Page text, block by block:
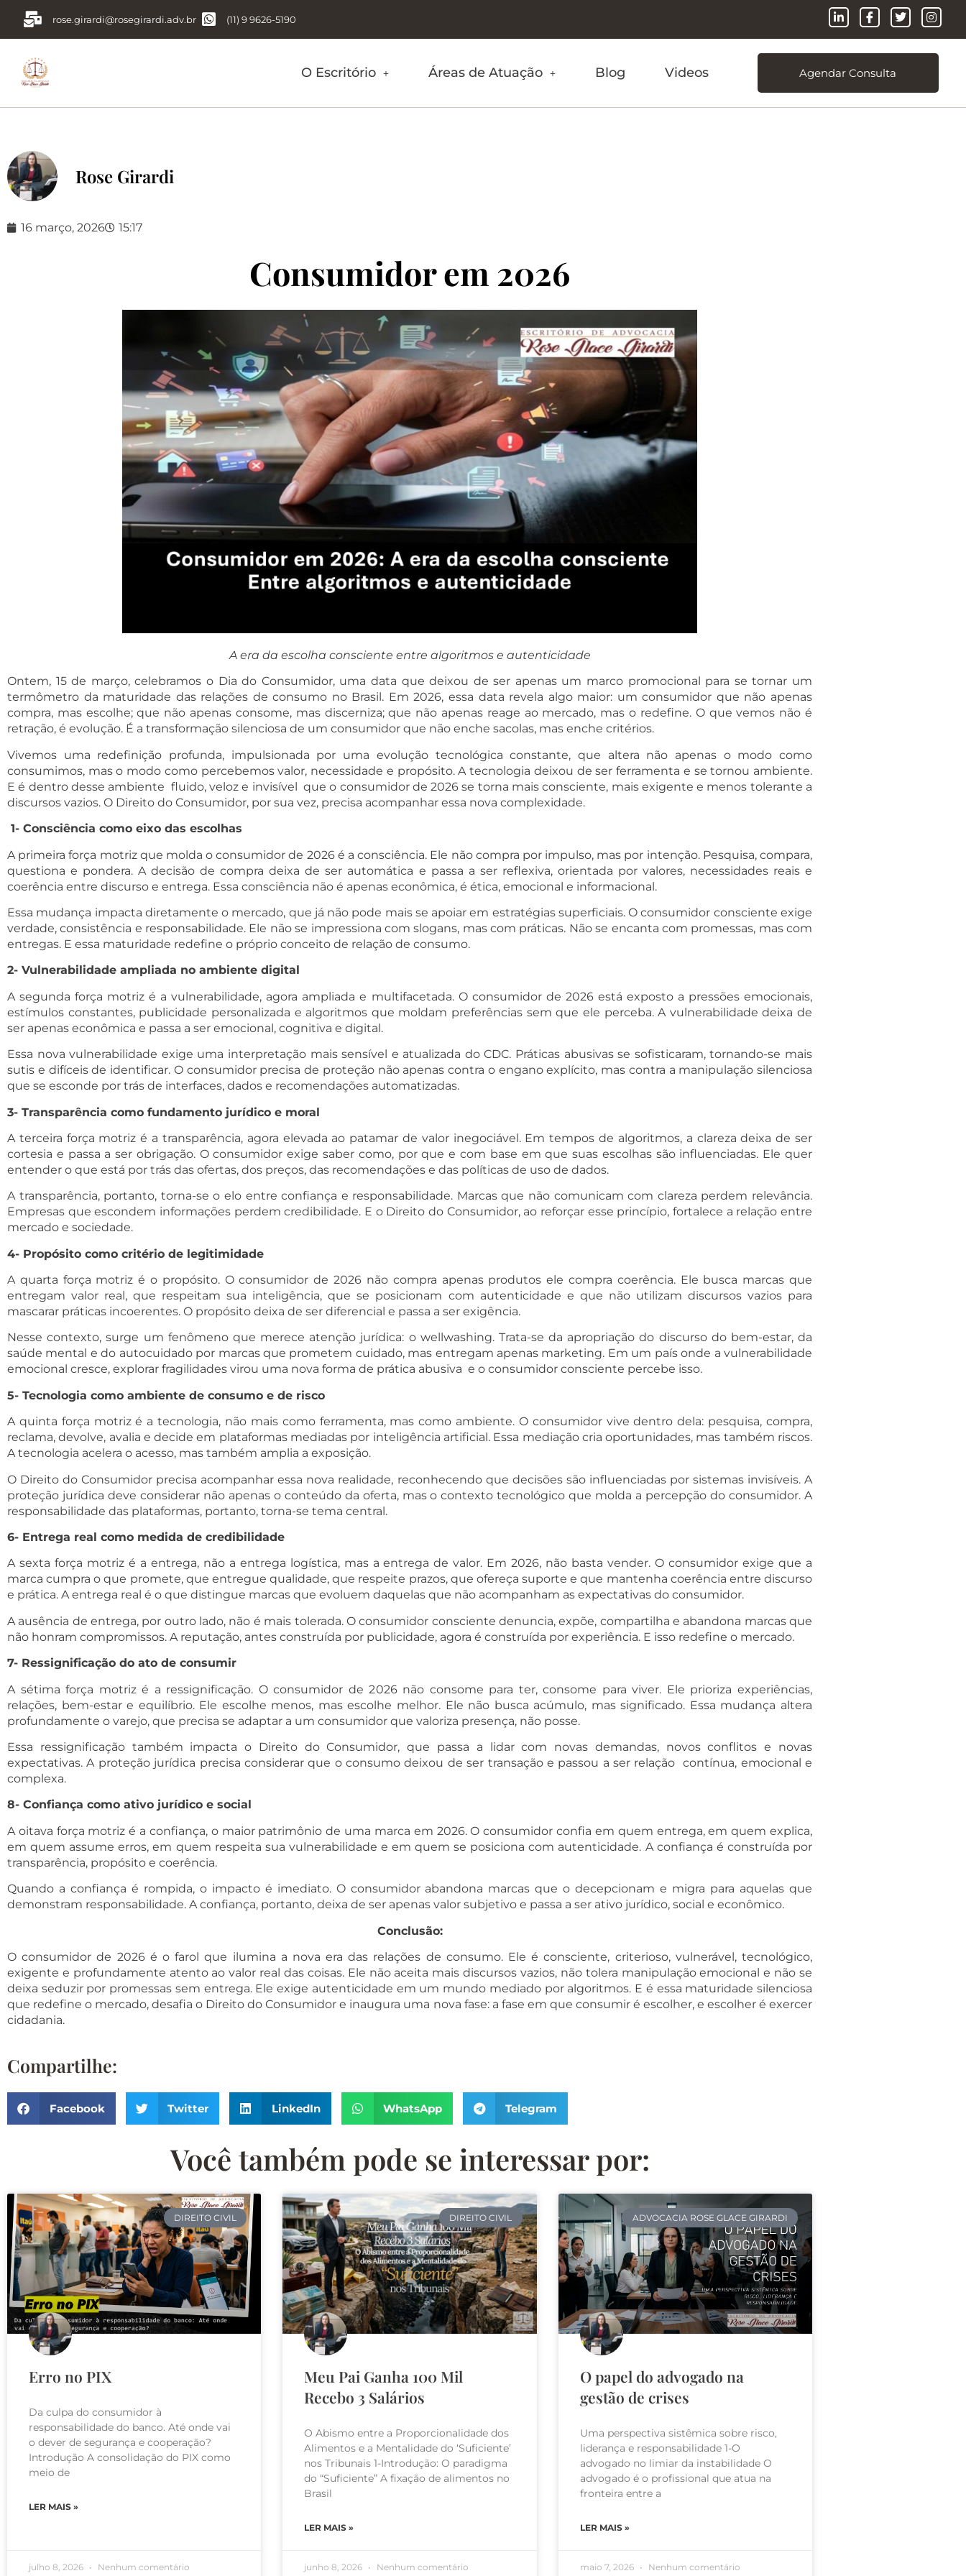
rose.girardi@rosegirardi.adv.br (11) 9 9626-5190
O Escritório Áreas de Atuação Blog Videos Agendar Consulta
Rose Girardi
16 março, 2026 15:17
Consumidor em 2026
A era da escolha consciente entre algoritmos e autenticidade
Ontem, 15 de março, celebramos o Dia do Consumidor, uma data que deixou de ser apenas um marco promocional para se tornar um
termômetro da maturidade das relações de consumo no Brasil. Em 2026, essa data revela algo maior: um consumidor que não apenas
compra, mas escolhe; que não apenas consome, mas discerniza; que não apenas reage ao mercado, mas o redefine. O que vemos não é
retração, é evolução. É a transformação silenciosa de um consumidor que não enche sacolas, mas enche critérios.
Vivemos uma redefinição profunda, impulsionada por uma evolução tecnológica constante, que altera não apenas o modo como
consumimos, mas o modo como percebemos valor, necessidade e propósito. A tecnologia deixou de ser ferramenta e se tornou ambiente.
E é dentro desse ambiente fluido, veloz e invisível que o consumidor de 2026 se torna mais consciente, mais exigente e menos tolerante a
discursos vazios. O Direito do Consumidor, por sua vez, precisa acompanhar essa nova complexidade.
1- Consciência como eixo das escolhas
A primeira força motriz que molda o consumidor de 2026 é a consciência. Ele não compra por impulso, mas por intenção. Pesquisa, compara,
questiona e pondera. A decisão de compra deixa de ser automática e passa a ser reflexiva, orientada por valores, necessidades reais e
coerência entre discurso e entrega. Essa consciência não é apenas econômica, é ética, emocional e informacional.
Essa mudança impacta diretamente o mercado, que já não pode mais se apoiar em estratégias superficiais. O consumidor consciente exige
verdade, consistência e responsabilidade. Ele não se impressiona com slogans, mas com práticas. Não se encanta com promessas, mas com
entregas. E essa maturidade redefine o próprio conceito de relação de consumo.
2- Vulnerabilidade ampliada no ambiente digital
A segunda força motriz é a vulnerabilidade, agora ampliada e multifacetada. O consumidor de 2026 está exposto a pressões emocionais,
estímulos constantes, publicidade personalizada e algoritmos que moldam preferências sem que ele perceba. A vulnerabilidade deixa de
ser apenas econômica e passa a ser emocional, cognitiva e digital.
Essa nova vulnerabilidade exige uma interpretação mais sensível e atualizada do CDC. Práticas abusivas se sofisticaram, tornando-se mais
sutis e difíceis de identificar. O consumidor precisa de proteção não apenas contra o engano explícito, mas contra a manipulação silenciosa
que se esconde por trás de interfaces, dados e recomendações automatizadas.
3- Transparência como fundamento jurídico e moral
A terceira força motriz é a transparência, agora elevada ao patamar de valor inegociável. Em tempos de algoritmos, a clareza deixa de ser
cortesia e passa a ser obrigação. O consumidor exige saber como, por que e com base em que suas escolhas são influenciadas. Ele quer
entender o que está por trás das ofertas, dos preços, das recomendações e das políticas de uso de dados.
A transparência, portanto, torna-se o elo entre confiança e responsabilidade. Marcas que não comunicam com clareza perdem relevância.
Empresas que escondem informações perdem credibilidade. E o Direito do Consumidor, ao reforçar esse princípio, fortalece a relação entre
mercado e sociedade.
4- Propósito como critério de legitimidade
A quarta força motriz é o propósito. O consumidor de 2026 não compra apenas produtos ele compra coerência. Ele busca marcas que
entregam valor real, que respeitam sua inteligência, que se posicionam com autenticidade e que não utilizam discursos vazios para
mascarar práticas incoerentes. O propósito deixa de ser diferencial e passa a ser exigência.
Nesse contexto, surge um fenômeno que merece atenção jurídica: o wellwashing. Trata-se da apropriação do discurso do bem-estar, da
saúde mental e do autocuidado por marcas que prometem cuidado, mas entregam apenas marketing. Em um país onde a vulnerabilidade
emocional cresce, explorar fragilidades virou uma nova forma de prática abusiva e o consumidor consciente percebe isso.
5- Tecnologia como ambiente de consumo e de risco
A quinta força motriz é a tecnologia, não mais como ferramenta, mas como ambiente. O consumidor vive dentro dela: pesquisa, compra,
reclama, devolve, avalia e decide em plataformas mediadas por inteligência artificial. Essa mediação cria oportunidades, mas também riscos.
A tecnologia acelera o acesso, mas também amplia a exposição.
O Direito do Consumidor precisa acompanhar essa nova realidade, reconhecendo que decisões são influenciadas por sistemas invisíveis. A
proteção jurídica deve considerar não apenas o conteúdo da oferta, mas o contexto tecnológico que molda a percepção do consumidor. A
responsabilidade das plataformas, portanto, torna-se tema central.
6- Entrega real como medida de credibilidade
A sexta força motriz é a entrega, não a entrega logística, mas a entrega de valor. Em 2026, não basta vender. O consumidor exige que a
marca cumpra o que promete, que entregue qualidade, que respeite prazos, que ofereça suporte e que mantenha coerência entre discurso
e prática. A entrega real é o que distingue marcas que evoluem daquelas que não acompanham as expectativas do consumidor.
A ausência de entrega, por outro lado, não é mais tolerada. O consumidor consciente denuncia, expõe, compartilha e abandona marcas que
não honram compromissos. A reputação, antes construída por publicidade, agora é construída por experiência. E isso redefine o mercado.
7- Ressignificação do ato de consumir
A sétima força motriz é a ressignificação. O consumidor de 2026 não consome para ter, consome para viver. Ele prioriza experiências,
relações, bem-estar e equilíbrio. Ele escolhe menos, mas escolhe melhor. Ele não busca acúmulo, mas significado. Essa mudança altera
profundamente o varejo, que precisa se adaptar a um consumidor que valoriza presença, não posse.
Essa ressignificação também impacta o Direito do Consumidor, que passa a lidar com novas demandas, novos conflitos e novas
expectativas. A proteção jurídica precisa considerar que o consumo deixou de ser transação e passou a ser relação contínua, emocional e
complexa.
8- Confiança como ativo jurídico e social
A oitava força motriz é a confiança, o maior patrimônio de uma marca em 2026. O consumidor confia em quem entrega, em quem explica,
em quem assume erros, em quem respeita sua vulnerabilidade e em quem se posiciona com autenticidade. A confiança é construída por
transparência, propósito e coerência.
Quando a confiança é rompida, o impacto é imediato. O consumidor abandona marcas que o decepcionam e migra para aquelas que
demonstram responsabilidade. A confiança, portanto, deixa de ser apenas valor subjetivo e passa a ser ativo jurídico, social e econômico.
Conclusão:
O consumidor de 2026 é o farol que ilumina a nova era das relações de consumo. Ele é consciente, criterioso, vulnerável, tecnológico,
exigente e profundamente atento ao valor real das coisas. Ele não aceita mais discursos vazios, não tolera manipulação emocional e não se
deixa seduzir por promessas sem entrega. Ele exige autenticidade em um mundo mediado por algoritmos. E é essa maturidade silenciosa
que redefine o mercado, desafia o Direito do Consumidor e inaugura uma nova fase: a fase em que consumir é escolher, e escolher é exercer
cidadania.
Compartilhe:
Facebook Twitter LinkedIn WhatsApp Telegram
Você também pode se interessar por:
DIREITO CIVIL
Erro no PIX
Da culpa do consumidor à
responsabilidade do banco. Até onde vai
o dever de segurança e cooperação?
Introdução A consolidação do PIX como
meio de
LER MAIS »
julho 8, 2026 Nenhum comentário
DIREITO CIVIL
Meu Pai Ganha 100 Mil
Recebo 3 Salários
O Abismo entre a Proporcionalidade dos
Alimentos e a Mentalidade do ‘Suficiente’
nos Tribunais 1-Introdução: O paradigma
do “Suficiente” A fixação de alimentos no
Brasil
LER MAIS »
junho 8, 2026 Nenhum comentário
ADVOCACIA ROSE GLACE GIRARDI
O papel do advogado na
gestão de crises
Uma perspectiva sistêmica sobre risco,
liderança e responsabilidade 1-O
advogado no limiar da instabilidade O
advogado é o profissional que atua na
fronteira entre a
LER MAIS »
maio 7, 2026 Nenhum comentário